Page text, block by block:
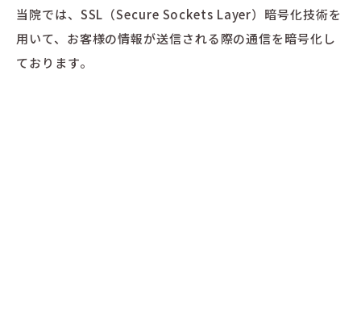
当院では、SSL（Secure Sockets Layer）暗号化技術を
用いて、お客様の情報が送信される際の通信を暗号化し
ております。